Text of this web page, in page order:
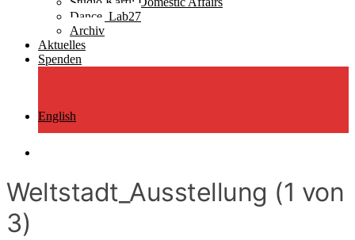
Dance_Lab27
Archiv
Aktuelles
Spenden
English
Weltstadt_Ausstellung (1 von
3)